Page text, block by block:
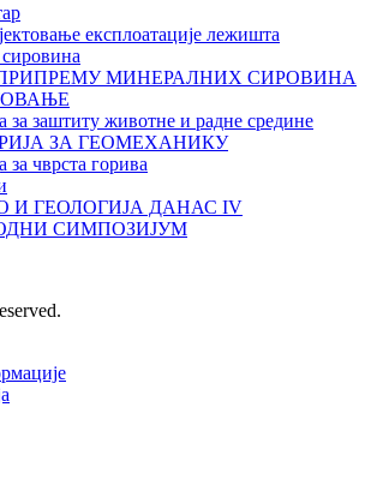
експлоатације лежишта
МИНЕРАЛНИХ СИРОВИНА
за заштиту животне и радне средине
ЗА ГЕОМЕХАНИКУ
за чврста горива
И ГЕОЛОГИЈА ДАНАС IV
СИМПОЗИЈУМ